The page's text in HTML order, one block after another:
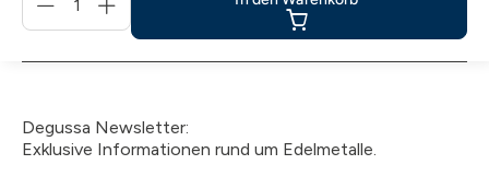
In
Warenkorb
Degussa Newsletter:
Exklusive Informationen rund um Edelmetalle.